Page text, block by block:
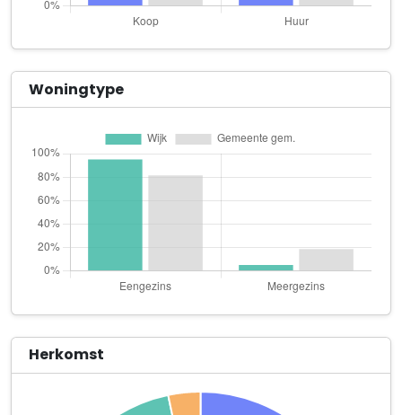
C.A. Dekkers en J.J.A.M. Dekkers
cafetaria funny J
Plantagebaan 209
C.A.M. Bals
Julianaweg 21
Carolien Dekkers Groen & Bloemdecoraties
C. de Bruijn
Plantagebaan 94
C. Mangelaars & S. Mangelaars-Schrooyen
Woningtype
Herkomst